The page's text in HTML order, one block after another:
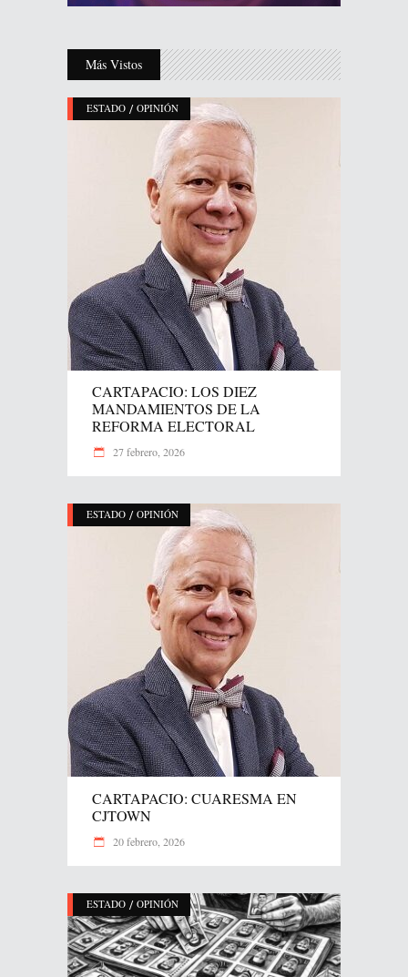
Más Vistos
ESTADO / OPINIÓN
CARTAPACIO: LOS DIEZ
MANDAMIENTOS DE LA
REFORMA ELECTORAL
27 febrero, 2026
ESTADO / OPINIÓN
CARTAPACIO: CUARESMA EN
CJTOWN
20 febrero, 2026
ESTADO / OPINIÓN